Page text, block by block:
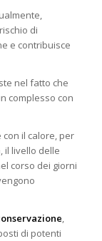
di
e contribuisce
nel fatto che
complesso con
il calore, per
il livello delle
corso dei giorni
,
di potenti